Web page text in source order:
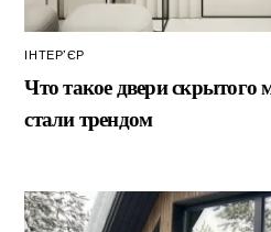
ІНТЕР’ЄР
Что такое двери
стали трендом